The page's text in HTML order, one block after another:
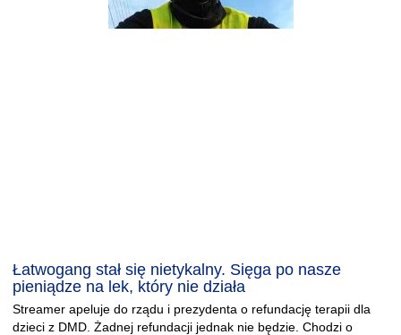
Łatwogang stał się nietykalny. Sięga po nasze
pieniądze na lek, który nie działa
Streamer apeluje do rządu i prezydenta o refundację terapii dla
dzieci z DMD. Żadnej refundacji jednak nie będzie. Chodzi o